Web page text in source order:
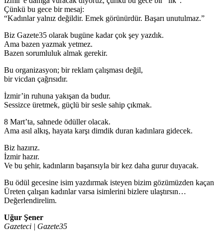
Çünkü bu gece bir mesaj:
“Kadınlar yalnız değildir. Emek görünürdür. Başarı unutulmaz.”
Biz Gazete35 olarak bugüne kadar çok şey yazdık.
Ama bazen yazmak yetmez.
Bazen sorumluluk almak gerekir.
Bu organizasyon; bir reklam çalışması değil,
bir vicdan çağrısıdır.
İzmir’in ruhuna yakışan da budur.
Sessizce üretmek, güçlü bir sesle sahip çıkmak.
8 Mart’ta, sahnede ödüller olacak.
Ama asıl alkış, hayata karşı dimdik duran kadınlara gidecek.
Biz hazırız.
İzmir hazır.
Ve bu şehir, kadınların başarısıyla bir kez daha gurur duyacak.
Bu ödül gecesine isim yazdırmak isteyen bizim gözümüzden kaçan
Üreten çalışan kadınlar varsa isimlerini bizlere ulaştırsın…
Değerlendirelim.
Uğur Şener
Gazeteci | Gazete35